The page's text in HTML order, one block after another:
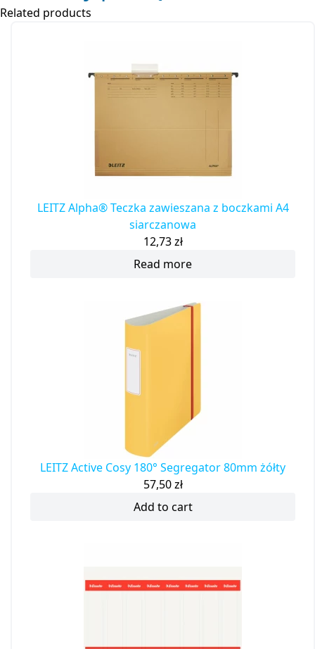
Related products
LEITZ Alpha® Teczka zawieszana z boczkami A4
siarczanowa
12,73zł
Read more
LEITZ Active Cosy 180° Segregator 80mm żółty
57,50zł
Add to cart